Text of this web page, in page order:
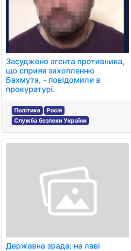
Засуджено агента противника,
що сприяв захопленню
Бахмута, - повідомили в
прокуратурі.
Політика
Росія
Служба безпеки України
Державна зрада: на лаві